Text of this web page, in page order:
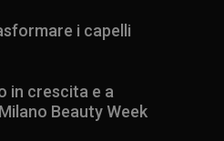
i capelli
in crescita e a
Beauty Week